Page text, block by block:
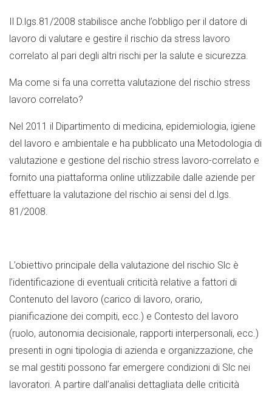
Il D.lgs.81/2008 stabilisce anche l’obbligo per il datore di
lavoro di valutare e gestire il rischio da stress lavoro
correlato al pari degli altri rischi per la salute e sicurezza.
Ma come si fa una corretta valutazione del rischio stress
lavoro correlato?
Nel 2011 il Dipartimento di medicina, epidemiologia, igiene
del lavoro e ambientale e ha pubblicato una Metodologia di
valutazione e gestione del rischio stress lavoro-correlato e
fornito una piattaforma online utilizzabile dalle aziende per
effettuare la valutazione del rischio ai sensi del d.lgs.
81/2008.
L’obiettivo principale della valutazione del rischio Slc è
l’identificazione di eventuali criticità relative a fattori di
Contenuto del lavoro (carico di lavoro, orario,
pianificazione dei compiti, ecc.) e Contesto del lavoro
(ruolo, autonomia decisionale, rapporti interpersonali, ecc.)
presenti in ogni tipologia di azienda e organizzazione, che
se mal gestiti possono far emergere condizioni di Slc nei
lavoratori. A partire dall’analisi dettagliata delle criticità